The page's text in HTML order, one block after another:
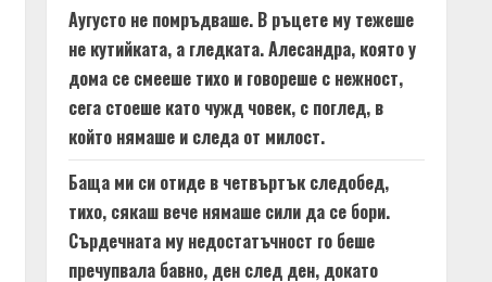
Аугусто не помръдваше. В ръцете му тежеше
не кутийката, а гледката. Алесандра, която у
дома се смееше тихо и говореше с нежност,
сега стоеше като чужд човек, с поглед, в
който нямаше и следа от милост.
Баща ми си отиде в четвъртък следобед,
тихо, сякаш вече нямаше сили да се бори.
Сърдечната му недостатъчност го беше
пречупвала бавно, ден след ден, докато